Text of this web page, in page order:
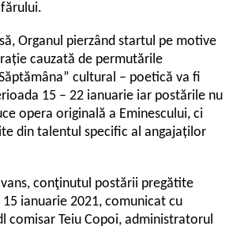
Organul pierzând startul pe motive
cauzată de permutările
cultural – poetică va fi
15 – 22 ianuarie iar postările nu
opera originală a Eminescului, ci
din talentul specific al angajaților
conţinutul postării pregătite
ianuarie 2021, comunicat cu
comisar Teiu Copoi, administratorul